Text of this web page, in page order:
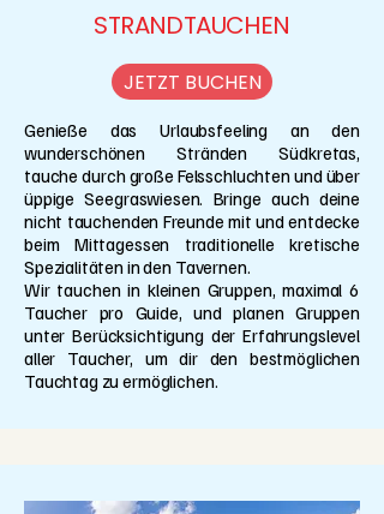
STRANDTAUCHEN
JETZT BUCHEN
Genieße das Urlaubsfeeling an den
wunderschönen Stränden Südkretas,
tauche durch große Felsschluchten und über
üppige Seegraswiesen. Bringe auch deine
nicht tauchenden Freunde mit und entdecke
beim Mittagessen traditionelle kretische
Spezialitäten in den Tavernen.
Wir tauchen in kleinen Gruppen, maximal 6
Taucher pro Guide, und planen Gruppen
unter Berücksichtigung der Erfahrungslevel
aller Taucher, um dir den bestmöglichen
Tauchtag zu ermöglichen.